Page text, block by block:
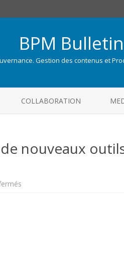
BPM Bulletin
Gestion des contenus et
to
COLLABORATION
nouveaux